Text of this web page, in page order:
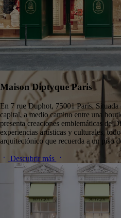
trabajando junto con algunas de las
Francia y Europa, como el taller
Descubrir más
Maison Diptyque Paris
En 7 rue Duphot, 75001 París.
capital, a medio camino entre una
presenta creaciones emblemáticas de
experiencias artísticas y culturales,
arquitectónico que recuerda a un piso
Descubrir más